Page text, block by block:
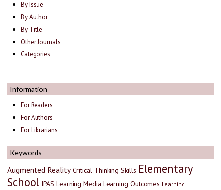
By Issue
By Author
By Title
Other Journals
Categories
Information
For Readers
For Authors
For Librarians
Keywords
Augmented Reality Critical Thinking Skills Elementary
School IPAS Learning Media Learning Outcomes Learning